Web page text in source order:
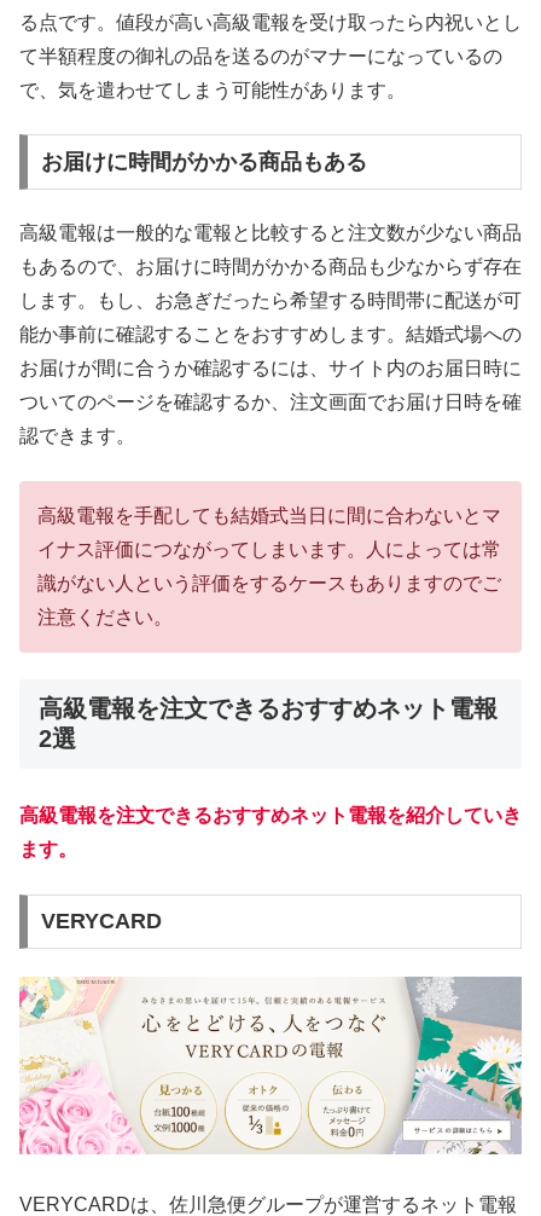
る点です。値段が高い高級電報を受け取ったら内祝いとし
て半額程度の御礼の品を送るのがマナーになっているの
で、気を遣わせてしまう可能性があります。
お届けに時間がかかる商品もある
高級電報は一般的な電報と比較すると注文数が少ない商品
もあるので、お届けに時間がかかる商品も少なからず存在
します。もし、お急ぎだったら希望する時間帯に配送が可
能か事前に確認することをおすすめします。結婚式場への
お届けが間に合うか確認するには、サイト内のお届日時に
ついてのページを確認するか、注文画面でお届け日時を確
認できます。
高級電報を手配しても結婚式当日に間に合わないとマ
イナス評価につながってしまいます。人によっては常
識がない人という評価をするケースもありますのでご
注意ください。
高級電報を注文できるおすすめネット電報
2選
高級電報を注文できるおすすめネット電報を紹介していき
ます。
VERYCARD
VERYCARDは、佐川急便グループが運営するネット電報